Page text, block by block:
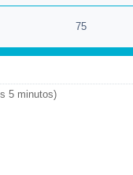
75
5 minutos)